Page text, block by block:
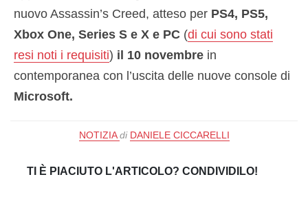
nuovo Assassin’s Creed, atteso per PS4, PS5,
Xbox One, Series S e X e PC (di cui sono stati
resi noti i requisiti) il 10 novembre in
contemporanea con l’uscita delle nuove console di
Microsoft.
NOTIZIA di DANIELE CICCARELLI
TI È PIACIUTO L'ARTICOLO? CONDIVIDILO!